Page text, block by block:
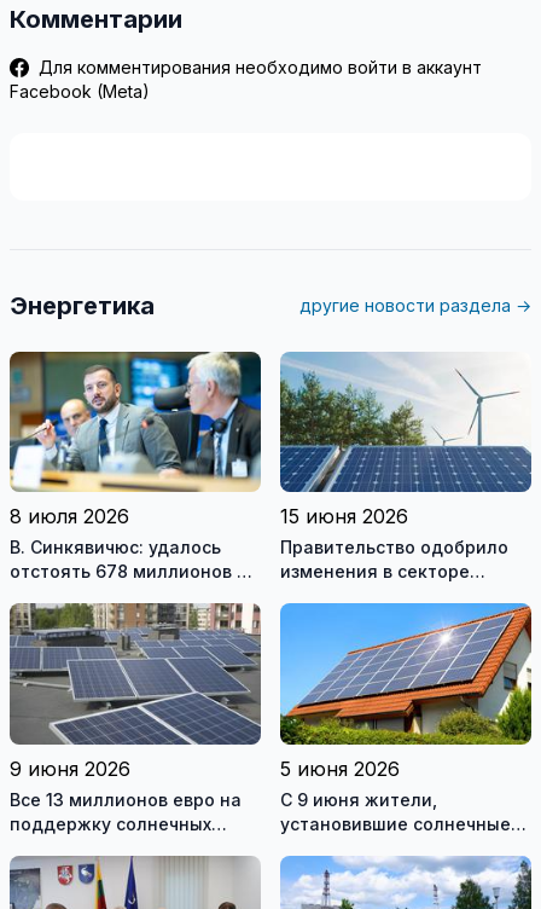
Комментарии
Для комментирования необходимо войти в аккаунт
Facebook (Meta)
Энергетика другие новости раздела →
8 июля 2026
В. Синкявичюс: удалось
отстоять 678 миллионов на
15 июня 2026
Правительство одобрило
изменения в секторе
9 июня 2026
Все 13 миллионов евро на
поддержку солнечных
за один день
5 июня 2026
С 9 июня жители,
установившие солнечные
подавать заявки на
получение поддержки